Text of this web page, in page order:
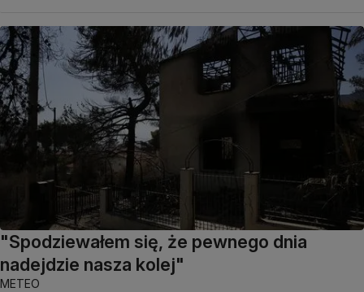
"Spodziewałem się, że pewnego dnia
nadejdzie nasza kolej"
METEO